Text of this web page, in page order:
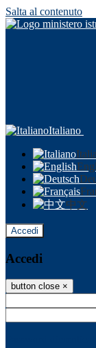
Salta al contenuto
Italiano
中文
Accedi
Accedi
button close ×